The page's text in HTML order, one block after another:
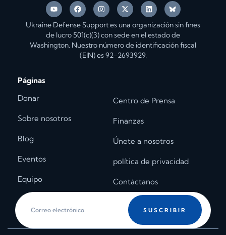
Ukraine Defense Support es una organización sin fines
de lucro 501(c)(3) con sede en el estado de
Washington. Nuestro número de identificación fiscal
(EIN) es 92-2693929.
Páginas
Donar
Sobre nosotros
Blog
Eventos
Equipo
Centro de Prensa
Finanzas
Únete a nosotros
política de privacidad
Contáctanos
SUSCRIBIR